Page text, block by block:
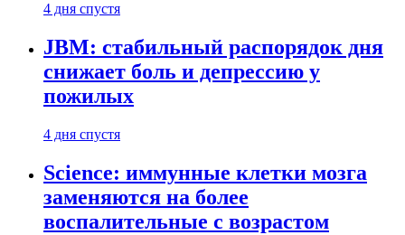
4 дня спустя
JBM: стабильный распорядок дня
снижает боль и депрессию у
пожилых
4 дня спустя
Science: иммунные клетки мозга
заменяются на более
воспалительные с возрастом